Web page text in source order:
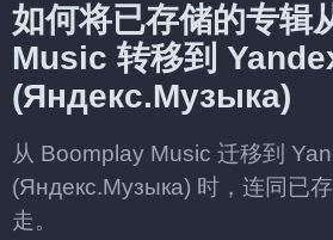
如何将已存储的专辑
Music 转移到
(Яндекс.Музыка)
从 Boomplay Music 迁移到
(Яндекс.Музыка) 时，连同已
走。